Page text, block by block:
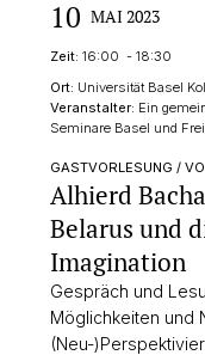
10 MAI 2023
Zeit: 16:00 - 18:30
Ort: Universität Basel
Veranstalter: Ein
Seminare Basel und
GASTVORLESUNG /
Alhierd
Belarus und
Imagination
Gespräch und
Möglichkeiten und
(Neu-